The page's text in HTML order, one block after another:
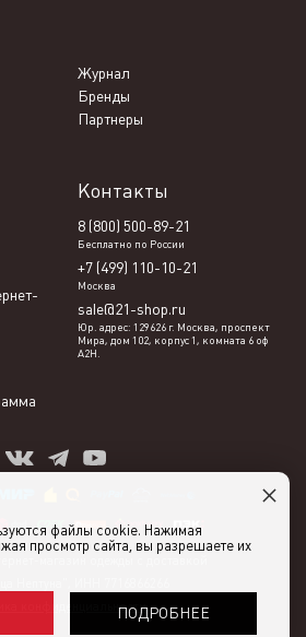
Журнал
Бренды
Партнеры
Контакты
8 (800) 500-89-21
Бесплатно по России
+7 (499) 110-10-21
Москва
sale@21-shop.ru
Юр. адрес: 129626 г. Москва, проспект
Мира, дом 102, корпус 1, комната 6 оф
А2Н.
конфиденциальности
файлы cookie. Нажимая
просмотр сайта, вы разрешаете их
ПОДРОБНЕЕ
×